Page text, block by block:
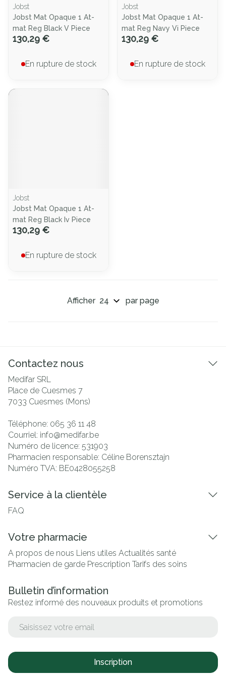
Jobst
Jobst Mat Opaque 1 At-
mat Reg Black V Piece
130,29 €
En rupture de stock
Jobst
Jobst Mat Opaque 1 At-
mat Reg Navy Vi Piece
130,29 €
En rupture de stock
Jobst
Jobst Mat Opaque 1 At-
mat Reg Black Iv Piece
130,29 €
En rupture de stock
Afficher par page
Contactez nous
Medifar SRL
Place de Cuesmes 7
7033 Cuesmes (Mons)
Téléphone: 065 36 11 48
Courriel: info@medifar.be
Numéro de licence: 531903
Pharmacien responsable: Céline Borensztajn
Numéro TVA: BE0428055258
Service à la clientèle
FAQ
Votre pharmacie
A propos de nous Liens utiles Actualités santé
Pharmacien de garde Prescription Tarifs des soins
Bulletin d’information
Restez informé des nouveaux produits et promotions
Inscription